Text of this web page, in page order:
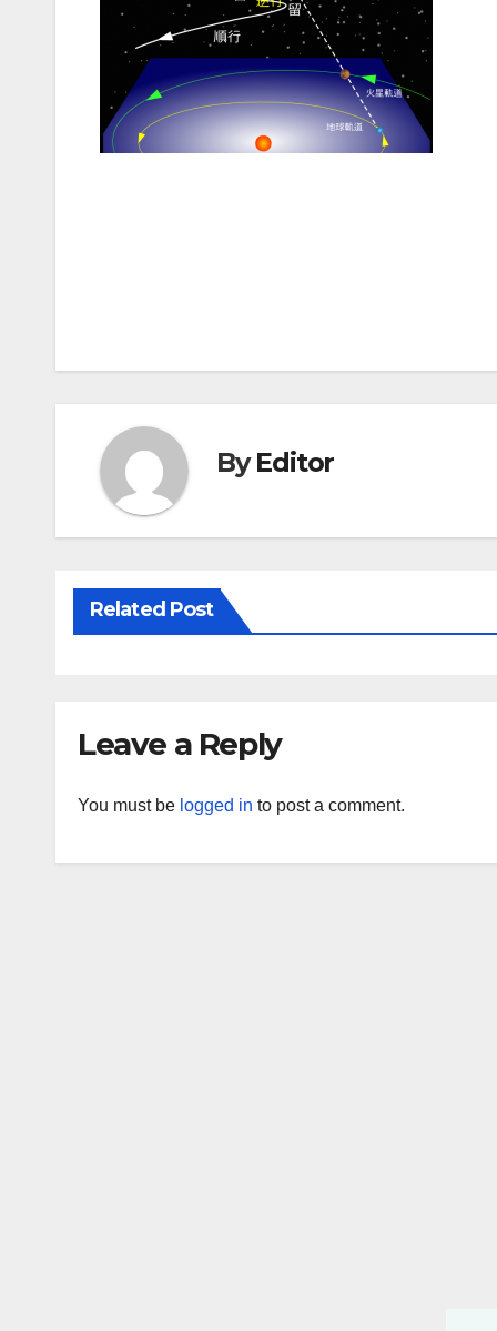
ByEditor
Related Post
Leave a Reply
You must be logged in to post a comment.